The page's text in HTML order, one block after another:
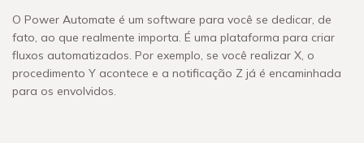
O Power Automate é um software para você se dedicar, de
fato, ao que realmente importa. É uma plataforma para criar
fluxos automatizados. Por exemplo, se você realizar X, o
procedimento Y acontece e a notificação Z já é encaminhada
para os envolvidos.